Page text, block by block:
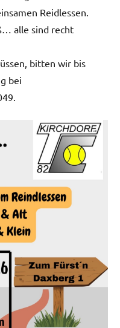
Reidlessen.
alle sind recht
bitten wir bis
bei